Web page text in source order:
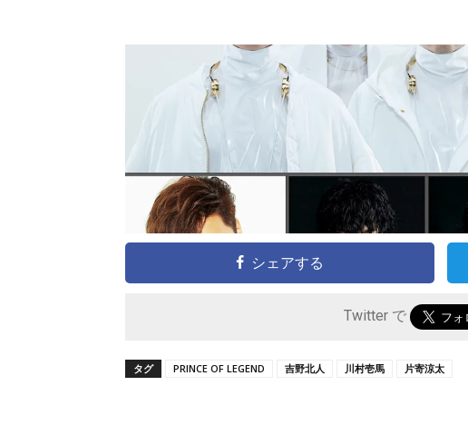
シェアする
Twitter で
タグ PRINCE OF LEGEND 吉野北人 川村壱馬 片寄涼太